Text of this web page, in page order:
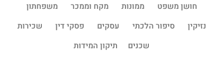
חושן משפט
ממונות מקח וממכר
משפחתון
נזיקין
סיפור הלכתי עסקים פסקי דין
שכירות
שכנים
תיקון המידות